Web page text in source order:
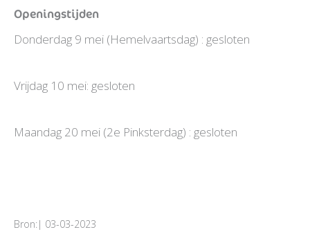
Openingstijden
Donderdag 9 mei (Hemelvaartsdag) : gesloten
Vrijdag 10 mei: gesloten
Maandag 20 mei (2e Pinksterdag) : gesloten
Bron:| 03-03-2023